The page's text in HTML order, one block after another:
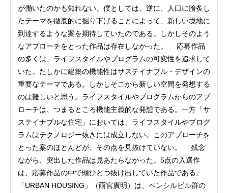
が働いたのかも知れない。僕としては、逆に、人口に膾炙し
たテーマを徹底的に掘り下げることによって、新しい境地に
到達するような案を期待していたのである。しかしそのよう
なアプローチをとった作品は存在しなかった。 応募作品
の多くは、ライフスタイルやプログラムの可変性を追求して
いた。たしかに建築の機能性はサステイナブル・デザインの
重要なテーマである。しかしそこから新しい空間を発想する
のは難しいと思う。ライフスタイルやプログラムからのアプ
ローチは、つまるところ機能主義的な発想である。一方「サ
ステイナブルな住宅」においては、ライフスタイルやプログ
ラムはテクノロジー抜きには成立しない。このアプローチを
とった案のほとんどが、その点を見抜けていない。 残念
ながら、突出した作品は見あたらなかった。5点の入選作
は、応募作品の中で頭ひとつ抜け出していた作品である。
「URBAN HOUSING」（雨宮廣明）は、ペンシルビル群の